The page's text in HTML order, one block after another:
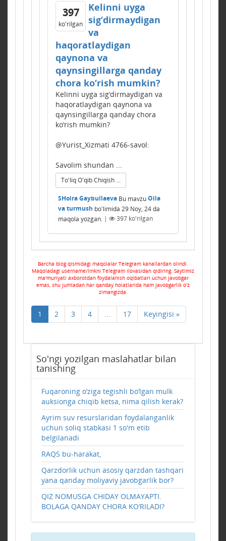
397
ko'rilgan
Kelinni uyga
sig‘dirmaydigan
va
haqoratlaydigan
qaynona va
qaynsingillarga qanday
chora ko‘rish mumkin?
Kelinni uyga sig‘dirmaydigan va
haqoratlaydigan qaynona va
qaynsingillarga qanday chora
ko‘rish mumkin?
@Yurist_Xizmati 4766-savol:
Savolim shundan ...
To'liq O'qib Chiqish ...
SHoira Gaybullaeva Bu mavzuOila
va turmush bo'limida 29 Noy, 24da
maqola yozgan. | 397 ko'rilgan
Barcha blog qismidagi maqolalar Telegram kanallardan olindi.
Maqoladagi username/linkni Telegram ilovasidan qidiring. Saytimiz
ma'muriyati axborotdan foydalanish oqibatlari uchun javobgar
emas, shu jumladan har qanday holatlarida ham javobgarlik o'z
zimangizda.
1 2 3 4 17 Keyingisi »
So'ngi yozilgan maslahatlar bilan
tanishing
Fuqaroning o‘ziga tegishli bo‘lgan mulk
auksionga chiqib ketsa, nima qilish kerak?
Ayrim suv resurslaridan foydalanganlik
uchun soliq stabkasi 1 so'm etib
belgilanadi
RAQS bu-harakat,
Qarzdorlik uchun asosiy qarzdan tashqari
yana qanday moliyaviy javobgarlik bor?
QIZ NOMUSGA CHIDAY OLMAYAPTI.
BOLAGA QANDAY CHORA KO‘RILADI?